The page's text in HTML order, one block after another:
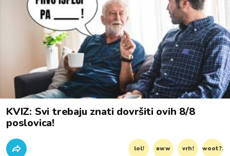
KVIZ: Svi trebaju znati dovršiti ovih 8/8
poslovica!
lol! aww vrh! woot?!